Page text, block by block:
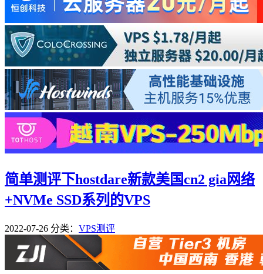
简单测评下hostdare新款美国cn2 gia网络
+NVMe SSD系列的VPS
2022-07-26 分类： VPS测评